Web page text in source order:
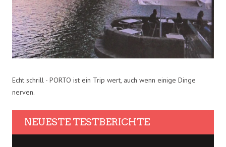
Echt schrill - PORTO ist ein Trip wert, auch wenn einige Dinge
nerven.
NEUESTE TESTBERICHTE